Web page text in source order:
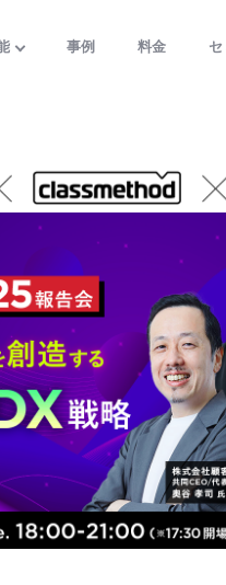
事例 料金